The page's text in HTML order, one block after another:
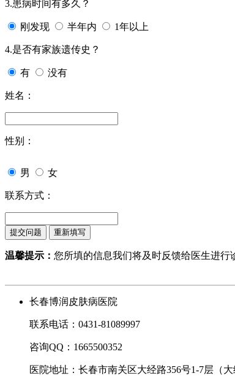
3.患病时间有多久？
刚发现 半年内 1年以上
4.是否有家族遗传史？
有 没有
姓名：
性别：
男 女
联系方式：
温馨提示： 您所填的信息我们将及时反馈给医生进行
长春博润皮肤病医院
联系电话：0431-81089997
咨询QQ：1665500352
医院地址：长春市南关区大经路356号1-7层（大